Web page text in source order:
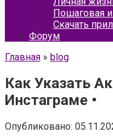
Пошаговая
Скачать
Форум
Главная » blog
Как Указать
Инстаграме •
Опубликовано: